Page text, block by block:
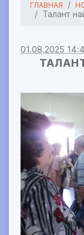
ГЛАВНАЯ
Талант
01.08.2025